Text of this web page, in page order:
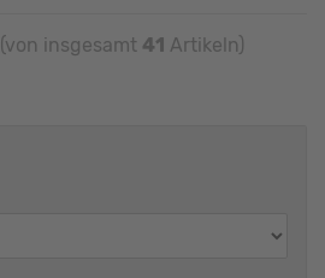
(von insgesamt 41 Artikeln)